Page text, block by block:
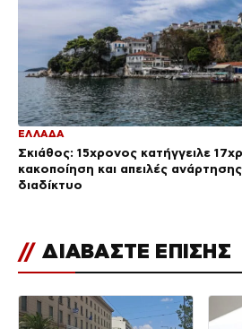
ΕΛΛΑΔΑ
Σκιάθος: 15χρονος κατήγγειλε
κακοποίηση και απειλές
διαδίκτυο
// ΔΙΑΒΑΣΤΕ ΕΠΙΣΗΣ